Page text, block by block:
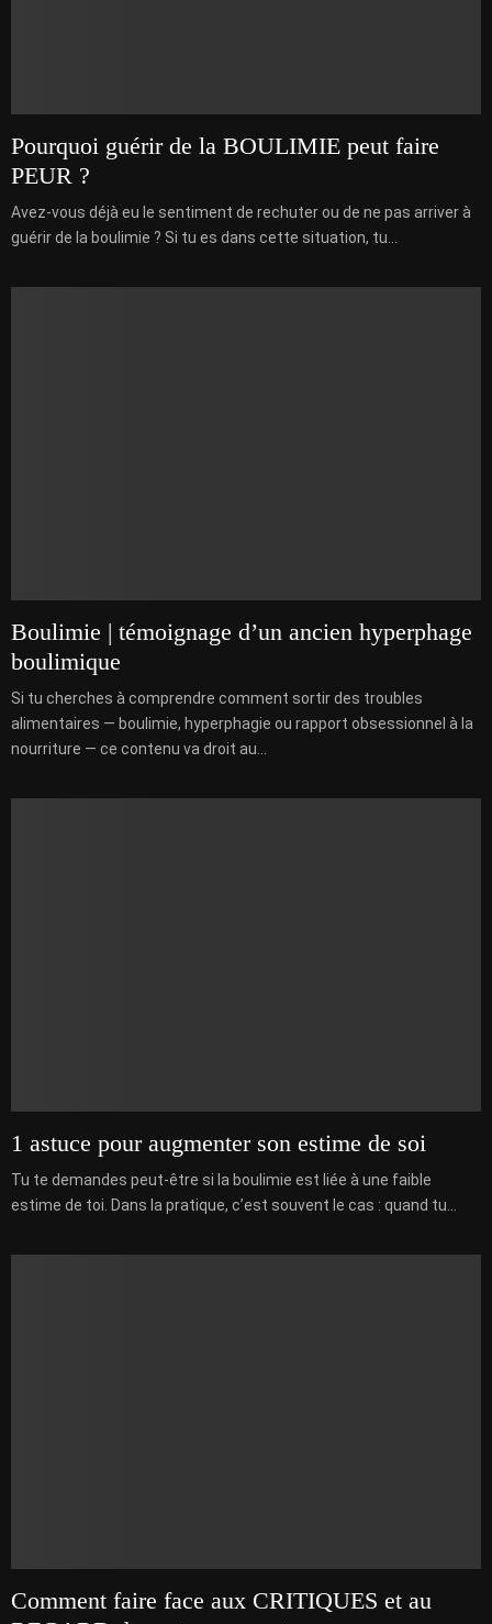
Pourquoi guérir de la BOULIMIE peut faire
PEUR ?
Avez-vous déjà eu le sentiment de rechuter ou de ne pas arriver à
guérir de la boulimie ? Si tu es dans cette situation, tu...
Boulimie | témoignage d’un ancien hyperphage
boulimique
Si tu cherches à comprendre comment sortir des troubles
alimentaires — boulimie, hyperphagie ou rapport obsessionnel à la
nourriture — ce contenu va droit au...
1 astuce pour augmenter son estime de soi
Tu te demandes peut-être si la boulimie est liée à une faible
estime de toi. Dans la pratique, c’est souvent le cas : quand tu...
Comment faire face aux CRITIQUES et au